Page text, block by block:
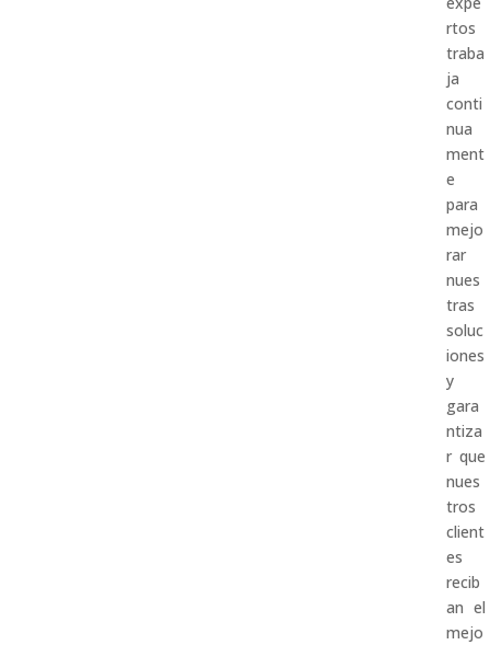
rtos
traba
ja
conti
nua
ment
e
para
mejo
rar
nues
tras
soluc
iones
y
gara
ntiza
r que
nues
tros
client
es
recib
an el
mejo